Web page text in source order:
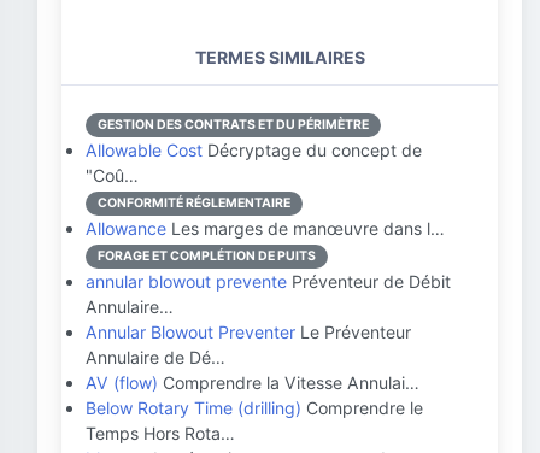
TERMES SIMILAIRES
GESTION DES CONTRATS ET DU PÉRIMÈTRE
Allowable Cost Décryptage du concept de
"Coû…
CONFORMITÉ RÉGLEMENTAIRE
Allowance Les marges de manœuvre dans l…
FORAGE ET COMPLÉTION DE PUITS
annular blowout prevente Préventeur de Débit
Annulaire…
Annular Blowout Preventer Le Préventeur
Annulaire de Dé…
AV (flow) Comprendre la Vitesse Annulai…
Below Rotary Time (drilling) Comprendre le
Temps Hors Rota…